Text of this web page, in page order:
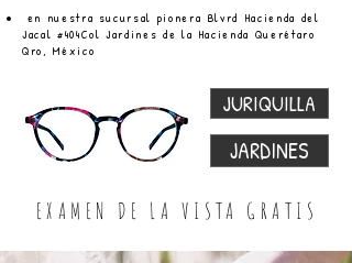
en nuestra sucursal pionera Blvrd Hacienda del
Jacal #404Col Jardines de la Hacienda Querétaro
Qro, México
JURIQUILLA
JARDINES
EXAMEN DE LA VISTA GRATIS